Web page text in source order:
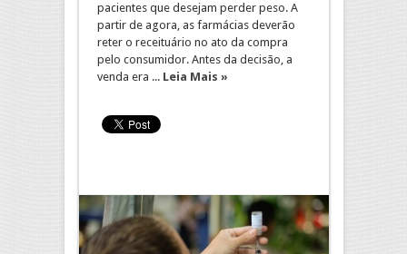
pacientes que desejam perder peso. A
partir de agora, as farmácias deverão
reter o receituário no ato da compra
pelo consumidor. Antes da decisão, a
venda era ... Leia Mais »